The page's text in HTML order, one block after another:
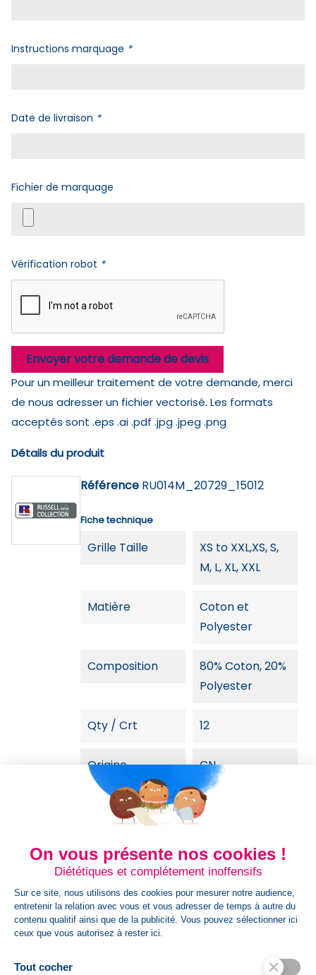
Instructions marquage *
Date de livraison *
Fichier de marquage
Vérification robot *
Envoyer votre demande de devis
Pour un meilleur traitement de votre demande, merci
de nous adresser un fichier vectorisé. Les formats
acceptés sont .eps .ai .pdf .jpg .jpeg .png
Détails du produit
Référence RU014M_20729_15012
Fiche technique
Grille Taille
XS to XXL,XS, S,
M, L, XL, XXL
Matière
Coton et
Polyester
Composition
80% Coton, 20%
Polyester
Qty / Crt 12
Origine CN
Genre Mixte
260 g/m²
Certifications Et
Normes
Couleurs
On vous présente nos cookies !
Diététiques et complétement inoffensifs
Sur ce site, nous utilisons des cookies pour mesurer notre audience,
entretenir la relation avec vous et vous adresser de temps à autre du
contenu qualitif ainsi que de la publicité. Vous pouvez sélectionner ici
ceux que vous autorisez à rester ici.
Tout cocher